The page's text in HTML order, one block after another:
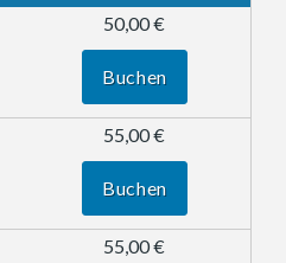
50,00 €
Buchen
55,00 €
Buchen
55,00 €